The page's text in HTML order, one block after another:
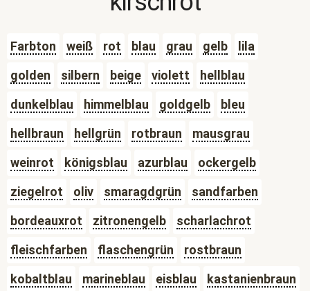
Farbton weiß rot blau grau gelb
lila
golden
silbern beige violett
hellblau
dunkelblau
himmelblau goldgelb
bleu
hellbraun
hellgrün rotbraun
mausgrau
weinrot
königsblau azurblau
ockergelb
ziegelrot
oliv smaragdgrün
sandfarben
bordeauxrot
zitronengelb
scharlachrot
fleischfarben
flaschengrün
rostbraun
kobaltblau
marineblau eisblau
kastanienbraun